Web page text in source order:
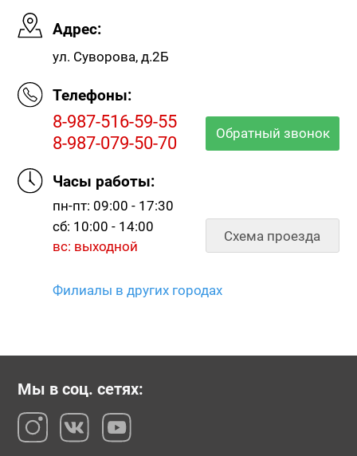
Адрес:
ул. Суворова, д.2Б
Телефоны:
8-987-516-59-55
8-987-079-50-70
Обратный звонок
Часы работы:
пн-пт: 09:00 - 17:30
сб: 10:00 - 14:00
вс: выходной
Схема проезда
Филиалы в других городах
Мы в соц. сетях: